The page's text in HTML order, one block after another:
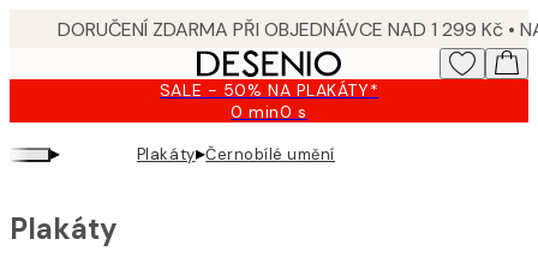
SALE - 50% NA PLAKÁTY*
0 min0 s
Platné
do:
2026-
▸ Plakáty▸Černobílé umění
Plakáty